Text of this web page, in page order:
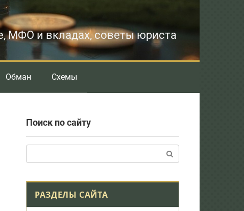
МФО и вкладах, советы юриста
Обман Схемы
Поиск по сайту
РАЗДЕЛЫ САЙТА